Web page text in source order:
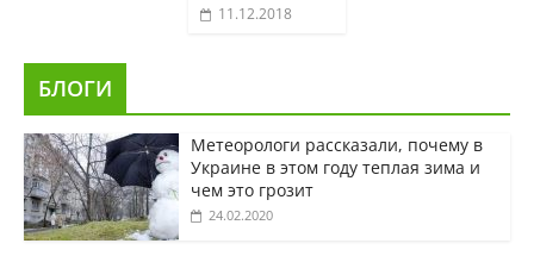
11.12.2018
БЛОГИ
Метеорологи рассказали, почему в
Украине в этом году теплая зима и
чем это грозит
24.02.2020